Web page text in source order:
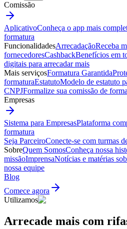
Comissão
AplicativoConheça o app mais
formatura
FuncionalidadesArrecadaçãoReceba
fornecedoresCashbackBenefícios em
digitais para arrecadar mais
Mais serviçosFormatura Garantida
formaturaEstatutoModelo de estatuto
CNPJFormalize sua comissão de
Empresas
Sistema para EmpresasPlataforma
formatura
Seja ParceiroConecte-se com turmas
SobreQuem SomosConheça nossa
missãoImprensaNotícias e matérias
nossa equipe
Blog
Comece agora
Utilizamos
Arrecade mais com